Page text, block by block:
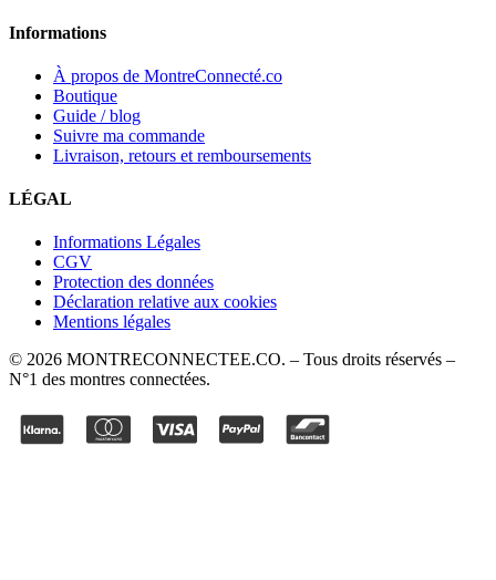
Informations
À propos de MontreConnecté.co
Boutique
Guide / blog
Suivre ma commande
Livraison, retours et remboursements
LÉGAL
Informations Légales
CGV
Protection des données
Déclaration relative aux cookies
Mentions légales
© 2026 MONTRECONNECTEE.CO. – Tous droits réservés –
N°1 des montres connectées.